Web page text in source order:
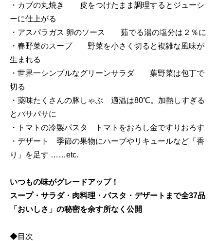
・カブの丸焼き 皮をつけたまま調理するとジューシ
ーに仕上がる
・アスパラガス 卵のソース 茹でる湯の塩分は２％に
・春野菜のスープ 野菜を小さく切ると複雑な風味が
生まれる
・世界一シンプルなグリーンサラダ 葉野菜は包丁で
切る
・薬味たくさんの豚しゃぶ 適温は80℃。加熱しすぎる
とパサパサに
・トマトの冷製パスタ トマトをおろし金ですりおろす
・デザート 季節の果物にハーブやリキュールなど「香
り」を足す ……etc.
いつもの味がグレードアップ！
スープ・サラダ・肉料理・パスタ・デザートまで全37品
「おいしさ」の秘密を余す所なく公開
◆目次